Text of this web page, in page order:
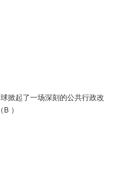
掀起了一场深刻的公共行政改
）